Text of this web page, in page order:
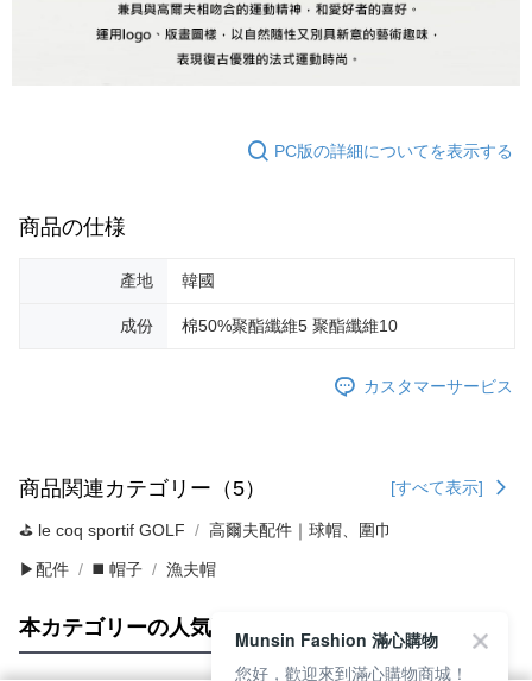
PC版の詳細についてを表示する
商品の仕様
產地 韓國
成份 棉50%聚酯纖維5 聚酯纖維10
カスタマーサービス
商品関連カテゴリー（5） [すべて表示]
⛳️ le coq sportif GOLF 高爾夫配件｜球帽、圍巾
▶配件 ◼️ 帽子 漁夫帽
本カテゴリーの人気商品 サイト全体のランキング
Munsin Fashion 滿心購物
您好，歡迎來到滿心購物商城！